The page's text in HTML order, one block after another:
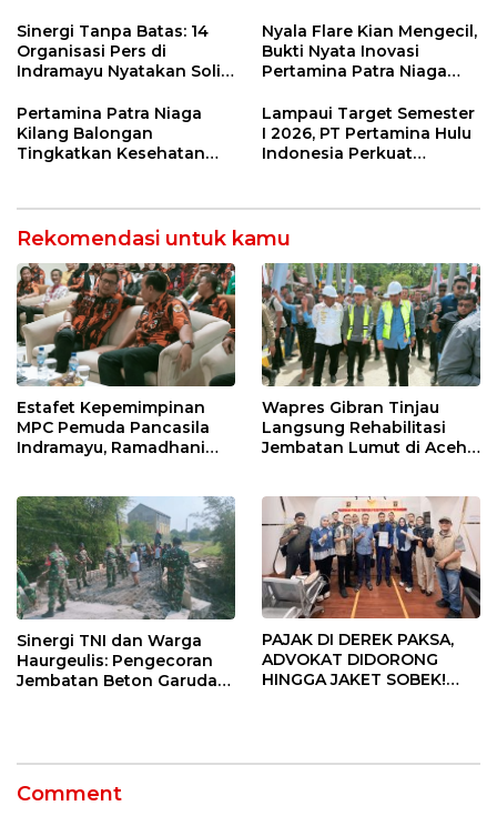
55 Tol Binjai–Langsa
12 Jahitan!
Sinergi Tanpa Batas: 14
Organisasi Pers di
Indramayu Nyatakan Solid
Nyala Flare Kian Mengecil,
Bukti Nyata Inovasi
Pertamina Patra Niaga
Net Zero Emission 2060
Pertamina Patra Niaga
Kilang Balongan
Tingkatkan Kesehatan
Rutin dan Edukasi
Perawatan Gigi
Lampaui Target Semester
I 2026, PT Pertamina Hulu
Indonesia Perkuat
Keselamatan Kerja
Rekomendasi untuk kamu
Estafet Kepemimpinan
MPC Pemuda Pancasila
Indramayu, Ramadhani
Muscablub
Wapres Gibran Tinjau
Langsung Rehabilitasi
Jembatan Lumut di Aceh
Sinergi TNI dan Warga
Haurgeulis: Pengecoran
Jembatan Beton Garuda
PAJAK DI DEREK PAKSA,
ADVOKAT DIDORONG
HINGGA JAKET SOBEK!
Comment